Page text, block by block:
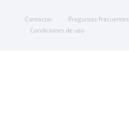
Contactar Preguntas frecuentes
Condiciones de uso